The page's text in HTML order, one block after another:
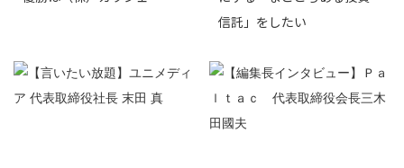
信託」をしたい